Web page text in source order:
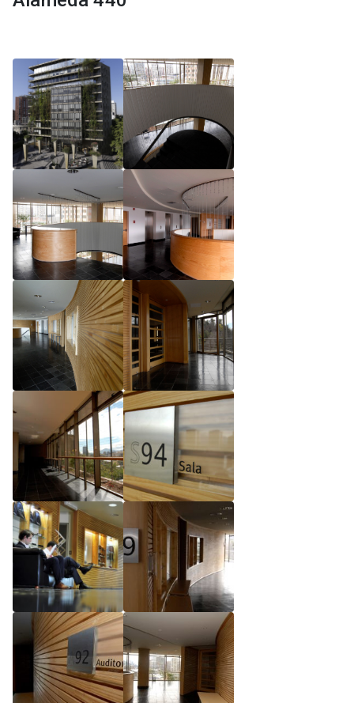
Reglamento de Magíster, Pontificia Universidad
Universidad Católica de Chile
Reglamento de Magíster, Pontificia Universidad
Católica de Chile LLM UC 2025
Reglamento de Seminarios de Graduación
Programa de Magíster en Derecho, LLM 2025